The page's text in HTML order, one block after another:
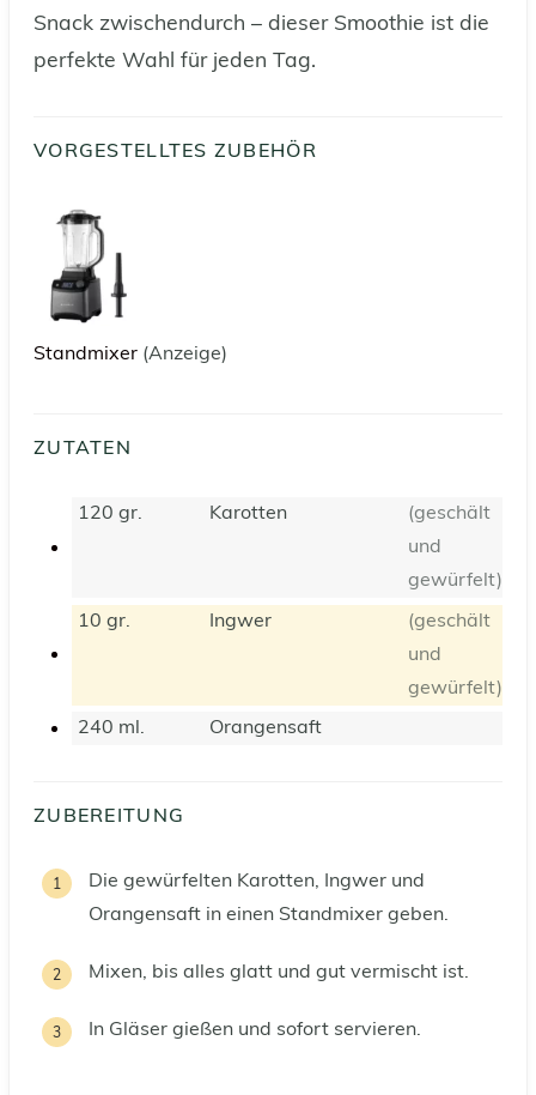
Snack zwischendurch – dieser Smoothie ist die
perfekte Wahl für jeden Tag.
VORGESTELLTES ZUBEHÖR
Standmixer (Anzeige)
ZUTATEN
120 gr. Karotten
(geschält
und
gewürfelt)
10 gr. Ingwer
(geschält
und
gewürfelt)
240 ml. Orangensaft
ZUBEREITUNG
Die gewürfelten Karotten, Ingwer und
Orangensaft in einen Standmixer geben.
Mixen, bis alles glatt und gut vermischt ist.
In Gläser gießen und sofort servieren.